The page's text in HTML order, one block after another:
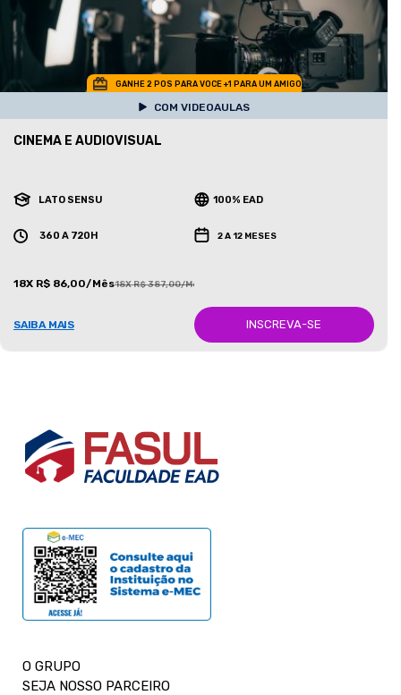
GANHE 2 POS PARA VOCE +1 PARA UM AMIGO
COM VIDEOAULAS
CINEMA E AUDIOVISUAL
LATO SENSU 100% EAD
360 A 720H 2 A 12 MESES
18X R$ 86,00/Mês18X R$ 387,00/Mês
SAIBA MAIS INSCREVA-SE
O GRUPO
SEJA NOSSO PARCEIRO